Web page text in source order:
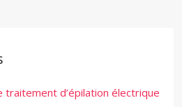
d’épilation électrique